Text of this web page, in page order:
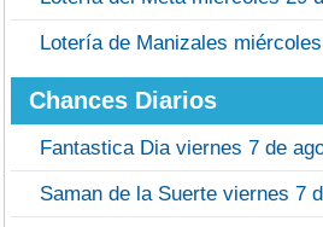
Lotería de Manizales
Chances Diarios
Fantastica Dia viernes 7 de
Saman de la Suerte viernes 7